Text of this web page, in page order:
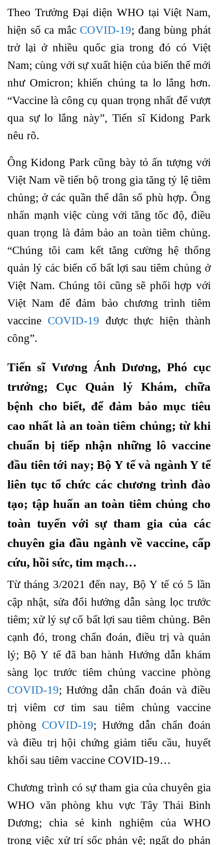
Theo Trưởng Đại diện WHO tại Việt Nam,
hiện số ca mắc COVID-19; đang bùng phát
trở lại ở nhiều quốc gia trong đó có Việt
Nam; cùng với sự xuất hiện của biến thể mới
như Omicron; khiến chúng ta lo lắng hơn.
“Vaccine là công cụ quan trọng nhất để vượt
qua sự lo lắng này”, Tiến sĩ Kidong Park
nêu rõ.
Ông Kidong Park cũng bày tỏ ấn tượng với
Việt Nam về tiến bộ trong gia tăng tỷ lệ tiêm
chủng; ở các quần thể dân số phù hợp. Ông
nhấn mạnh việc cùng với tăng tốc độ, điều
quan trọng là đảm bảo an toàn tiêm chủng.
“Chúng tôi cam kết tăng cường hệ thống
quản lý các biến cố bất lợi sau tiêm chủng ở
Việt Nam. Chúng tôi cũng sẽ phối hợp với
Việt Nam để đảm bảo chương trình tiêm
vaccine COVID-19 được thực hiện thành
công”.
Tiến sĩ Vương Ánh Dương, Phó cục
trưởng; Cục Quản lý Khám, chữa
bệnh cho biết, để đảm bảo mục tiêu
cao nhất là an toàn tiêm chủng; từ khi
chuẩn bị tiếp nhận những lô vaccine
đầu tiên tới nay; Bộ Y tế và ngành Y tế
liên tục tổ chức các chương trình đào
tạo; tập huấn an toàn tiêm chủng cho
toàn tuyến với sự tham gia của các
chuyên gia đầu ngành về vaccine, cấp
cứu, hồi sức, tim mạch…
Từ tháng 3/2021 đến nay, Bộ Y tế có 5 lần
cập nhật, sửa đổi hướng dẫn sàng lọc trước
tiêm; xử lý sự cố bất lợi sau tiêm chủng. Bên
cạnh đó, trong chẩn đoán, điều trị và quản
lý; Bộ Y tế đã ban hành Hướng dẫn khám
sàng lọc trước tiêm chủng vaccine phòng
COVID-19; Hướng dẫn chẩn đoán và điều
trị viêm cơ tim sau tiêm chủng vaccine
phòng COVID-19; Hướng dẫn chẩn đoán
và điều trị hội chứng giảm tiểu cầu, huyết
khối sau tiêm vaccine COVID-19…
Chương trình có sự tham gia của chuyên gia
WHO văn phòng khu vực Tây Thái Bình
Dương; chia sẻ kinh nghiệm của WHO
trong việc xử trí sốc phản vệ; ngất do phản